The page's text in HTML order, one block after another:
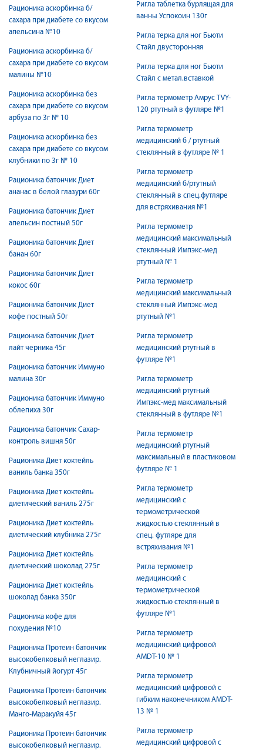
Рационика аскорбинка б/
сахара при диабете со вкусом
апельсина №10
Рационика аскорбинка б/
сахара при диабете со вкусом
малины №10
Рационика аскорбинка без
сахара при диабете со вкусом
арбуза по 3г № 10
Рационика аскорбинка без
сахара при диабете со вкусом
клубники по 3г № 10
Рационика батончик Диет
ананас в белой глазури 60г
Рационика батончик Диет
апельсин постный 50г
Рационика батончик Диет
банан 60г
Рационика батончик Диет
кокос 60г
Рационика батончик Диет
кофе постный 50г
Рационика батончик Диет
лайт черника 45г
Рационика батончик Иммуно
малина 30г
Рационика батончик Иммуно
облепиха 30г
Рационика батончик Сахар-
контроль вишня 50г
Рационика Диет коктейль
ваниль банка 350г
Рационика Диет коктейль
диетический ваниль 275г
Рационика Диет коктейль
диетический клубника 275г
Рационика Диет коктейль
диетический шоколад 275г
Рационика Диет коктейль
шоколад банка 350г
Рационика кофе для
похудения №10
Рационика Протеин батончик
высокобелковый неглазир.
Клубничный йогурт 45г
Рационика Протеин батончик
высокобелковый неглазир.
Манго-Маракуйя 45г
Рационика Протеин батончик
высокобелковый неглазир.
Ригла таблетка бурлящая для
ванны Успокоин 130г
Ригла терка для ног Бьюти
Стайл двусторонняя
Ригла терка для ног Бьюти
Стайл с метал.вставкой
Ригла термометр Амрус TVY-
120 ртутный в футляре №1
Ригла термометр
медицинский б / ртутный
стеклянный в футляре № 1
Ригла термометр
медицинский б/ртутный
стеклянный в спец.футляре
для встряхивания №1
Ригла термометр
медицинский максимальный
стеклянный Импэкс-мед
ртутный № 1
Ригла термометр
медицинский максимальный
стеклянный Импэкс-мед
ртутный №1
Ригла термометр
медицинский ртутный в
футляре №1
Ригла термометр
медицинский ртутный
Импэкс-мед максимальный
стеклянный в футляре №1
Ригла термометр
медицинский ртутный
максимальный в пластиковом
футляре № 1
Ригла термометр
медицинский с
термометрической
жидкостью стеклянный в
спец. футляре для
встряхивания №1
Ригла термометр
медицинский с
термометрической
жидкостью стеклянный в
футляре №1
Ригла термометр
медицинский цифровой
AMDT-10 № 1
Ригла термометр
медицинский цифровой с
гибким наконечником AMDT-
13 № 1
Ригла термометр
медицинский цифровой с